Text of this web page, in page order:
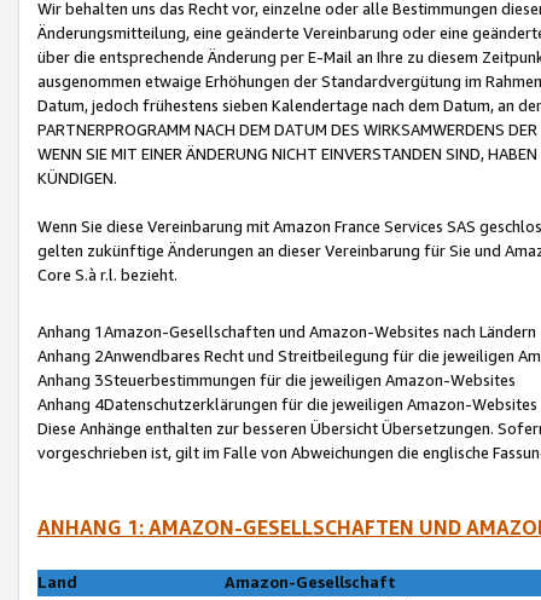
Wir behalten uns das Recht vor, einzelne oder alle Bestimmungen
Änderungsmitteilung, eine geänderte Vereinbarung oder eine
über die entsprechende Änderung per E-Mail an Ihre zu diesem
ausgenommen etwaige Erhöhungen der Standardvergütung im
Datum, jedoch frühestens sieben Kalendertage nach dem Datum, an
PARTNERPROGRAMM NACH DEM DATUM DES WIRKSAMWERDENS
WENN SIE MIT EINER ÄNDERUNG NICHT EINVERSTANDEN SIND,
KÜNDIGEN.
Wenn Sie diese Vereinbarung mit Amazon France Services SAS
gelten zukünftige Änderungen an dieser Vereinbarung für Sie und
Core S.à r.l. bezieht.
Anhang 1Amazon-Gesellschaften und Amazon-Websites nach Ländern
Anhang 2Anwendbares Recht und Streitbeilegung für die jeweiligen
Anhang 3Steuerbestimmungen für die jeweiligen Amazon-Websites
Anhang 4Datenschutzerklärungen für die jeweiligen Amazon-Websites
Diese Anhänge enthalten zur besseren Übersicht Übersetzungen.
vorgeschrieben ist, gilt im Falle von Abweichungen die englische
ANHANG 1: AMAZON-GESELLSCHAFTEN UND
Land
Amazon-Gesellschaft